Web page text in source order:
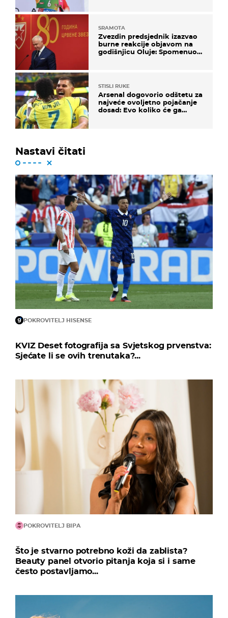
SRAMOTA
Zvezdin predsjednik izazvao
burne reakcije objavom na
godišnjicu Oluje: Spomenuo
STISLI RUKE
Arsenal dogovorio odštetu za
najveće ovoljetno pojačanje
dosad: Evo koliko će ga
Nastavi čitati
POKROVITELJ HISENSE
KVIZ Deset fotografija sa Svjetskog prvenstva:
Sjećate li se ovih trenutaka?...
POKROVITELJ BIPA
Što je stvarno potrebno koži da zablista?
Beauty panel otvorio pitanja koja si i same
često postavljamo...